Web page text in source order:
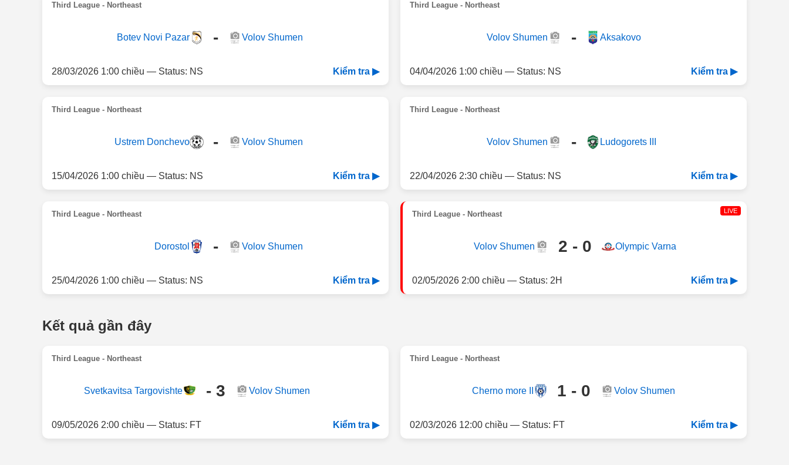
Third League - Northeast
Botev Novi Pazar - Volov Shumen
28/03/2026 1:00 chiều — Status: NS Kiểm tra ▶
Third League - Northeast
Volov Shumen - Aksakovo
04/04/2026 1:00 chiều — Status: NS Kiểm tra ▶
Third League - Northeast
Ustrem Donchevo - Volov Shumen
15/04/2026 1:00 chiều — Status: NS Kiểm tra ▶
Third League - Northeast
Volov Shumen - Ludogorets III
22/04/2026 2:30 chiều — Status: NS Kiểm tra ▶
Third League - Northeast
Dorostol - Volov Shumen
25/04/2026 1:00 chiều — Status: NS Kiểm tra ▶
Third League - Northeast LIVE
Volov Shumen 2 - 0 Olympic Varna
02/05/2026 2:00 chiều — Status: 2H Kiểm tra ▶
Kết quả gần đây
Third League - Northeast
Svetkavitsa Targovishte - 3 Volov Shumen
09/05/2026 2:00 chiều — Status: FT Kiểm tra ▶
Third League - Northeast
Cherno more II 1 - 0 Volov Shumen
02/03/2026 12:00 chiều — Status: FT Kiểm tra ▶